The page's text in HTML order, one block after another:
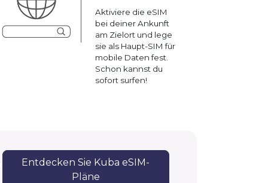
Aktiviere die eSIM
bei deiner Ankunft
am Zielort und lege
sie als Haupt-SIM für
mobile Daten fest.
Schon kannst du
sofort surfen!
Entdecken Sie Kuba eSIM-
Pläne